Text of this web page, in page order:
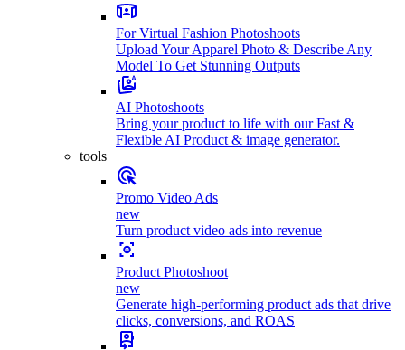
For Virtual Fashion Photoshoots
Upload Your Apparel Photo & Describe Any
Model To Get Stunning Outputs
AI Photoshoots
Bring your product to life with our Fast &
Flexible AI Product & image generator.
tools
Promo Video Ads
new
Turn product video ads into revenue
Product Photoshoot
new
Generate high-performing product ads that drive
clicks, conversions, and ROAS